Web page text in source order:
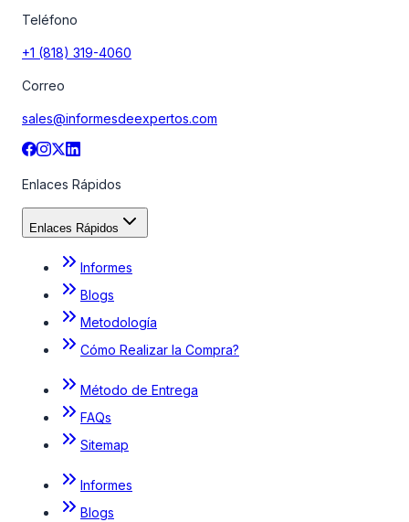
Teléfono
+1 (818) 319-4060
Correo
sales@informesdeexpertos.com
Enlaces Rápidos
Enlaces Rápidos
Informes
Blogs
Metodología
Cómo Realizar la Compra?
Método de Entrega
FAQs
Sitemap
Informes
Blogs